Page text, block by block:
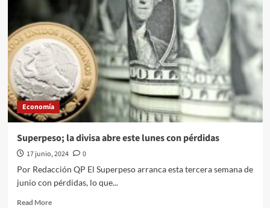
MÁS
DE
102
MIL
MDP EN
CRÉDITOS
A
LAS
FAMILIAS
CAPITALINAS
Economía
Superpeso; la divisa abre este lunes con pérdidas
17 junio, 2024
0
Por Redacción QP El Superpeso arranca esta tercera semana de
junio con pérdidas, lo que...
Read MoreRead